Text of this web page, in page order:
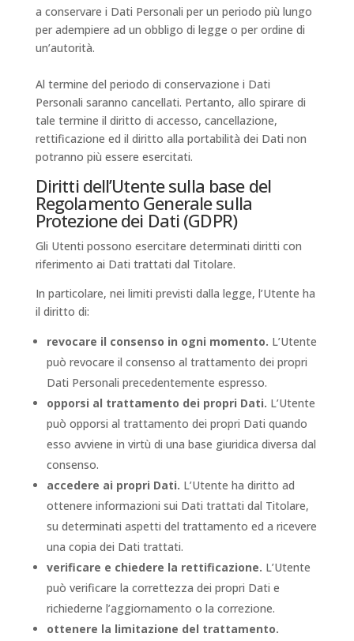
a conservare i Dati Personali per un periodo più lungo
per adempiere ad un obbligo di legge o per ordine di
un’autorità.
Al termine del periodo di conservazione i Dati
Personali saranno cancellati. Pertanto, allo spirare di
tale termine il diritto di accesso, cancellazione,
rettificazione ed il diritto alla portabilità dei Dati non
potranno più essere esercitati.
Diritti dell’Utente sulla base del
Regolamento Generale sulla
Protezione dei Dati (GDPR)
Gli Utenti possono esercitare determinati diritti con
riferimento ai Dati trattati dal Titolare.
In particolare, nei limiti previsti dalla legge, l’Utente ha
il diritto di:
revocare il consenso in ogni momento. L’Utente
può revocare il consenso al trattamento dei propri
Dati Personali precedentemente espresso.
opporsi al trattamento dei propri Dati. L’Utente
può opporsi al trattamento dei propri Dati quando
esso avviene in virtù di una base giuridica diversa dal
consenso.
accedere ai propri Dati. L’Utente ha diritto ad
ottenere informazioni sui Dati trattati dal Titolare,
su determinati aspetti del trattamento ed a ricevere
una copia dei Dati trattati.
verificare e chiedere la rettificazione. L’Utente
può verificare la correttezza dei propri Dati e
richiederne l’aggiornamento o la correzione.
ottenere la limitazione del trattamento.